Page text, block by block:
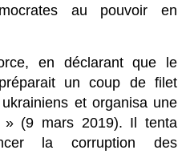
au pouvoir en
en déclarant que le
un coup de filet
et organisa une
» (9 mars 2019). Il tenta
la corruption des